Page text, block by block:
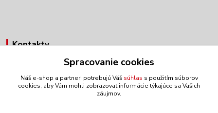
Kontakty
Obchodné oddelenie
+421 903 272 812
(Po-Pia, 7:30-15:30 hod.)
Spracovanie cookies
Náš e-shop a partneri potrebujú Váš súhlas s použitím súborov
cookies, aby Vám mohli zobrazovať informácie týkajúce sa Vašich
záujmov.